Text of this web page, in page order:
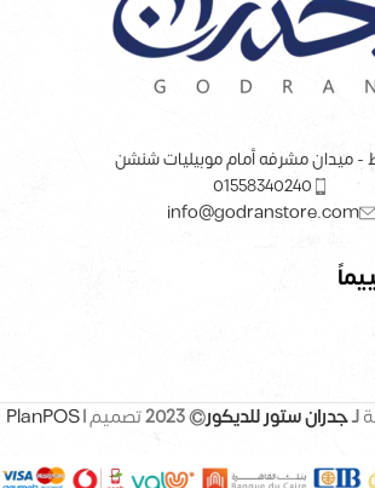
- ميدان مشرفه أمام موبيليات شنشن
01558340240
info@godranstore.com
لـجدران ستور للديكور© 2023 تصميم |PlanPOS